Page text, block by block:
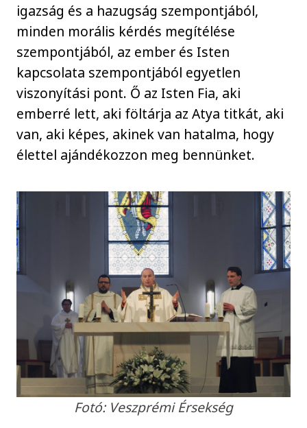
igazság és a hazugság szempontjából,
minden morális kérdés megítélése
szempontjából, az ember és Isten
kapcsolata szempontjából egyetlen
viszonyítási pont. Ő az Isten Fia, aki
emberré lett, aki föltárja az Atya titkát, aki
van, aki képes, akinek van hatalma, hogy
élettel ajándékozzon meg bennünket.
Fotó: Veszprémi Érsekség